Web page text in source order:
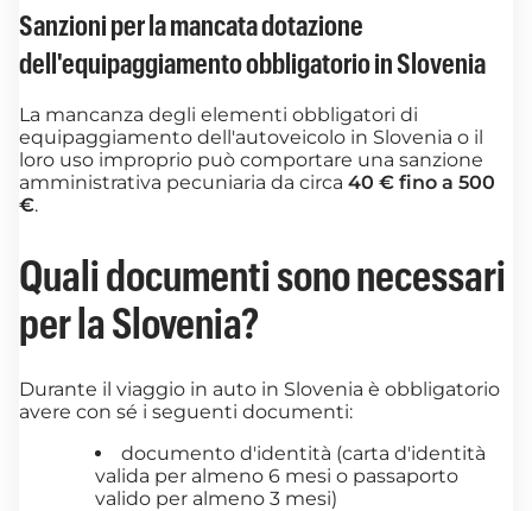
Sanzioni per la mancata dotazione
dell'equipaggiamento obbligatorio in Slovenia
La mancanza degli elementi obbligatori di
equipaggiamento dell'autoveicolo in Slovenia o il
loro uso improprio può comportare una sanzione
amministrativa pecuniaria da circa 40 € fino a 500
€.
Quali documenti sono necessari
per la Slovenia?
Durante il viaggio in auto in Slovenia è obbligatorio
avere con sé i seguenti documenti:
documento d'identità (carta d'identità
valida per almeno 6 mesi o passaporto
valido per almeno 3 mesi)